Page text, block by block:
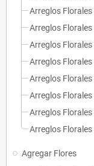
Arreglos
Arreglos
Arreglos
Arreglos
Arreglos
Arreglos
Arreglos
Arreglos
Agregar Flores